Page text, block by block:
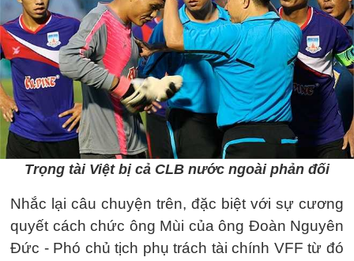
Trọng tài Việt bị cả CLB nước ngoài phản đối
Nhắc lại câu chuyện trên, đặc biệt với sự cương
quyết cách chức ông Mùi của ông Đoàn Nguyên
Đức - Phó chủ tịch phụ trách tài chính VFF từ đó